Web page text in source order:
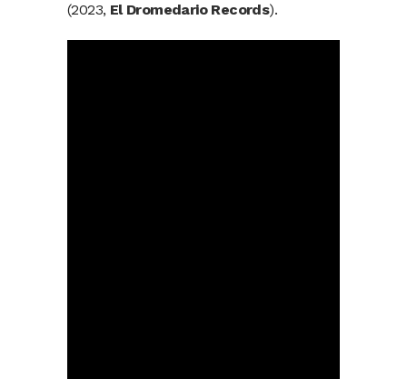
(2023, El Dromedario Records).